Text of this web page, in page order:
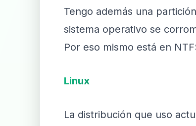
Tengo además una
sistema operativo se
Por eso mismo está en
Linux
La distribución que uso